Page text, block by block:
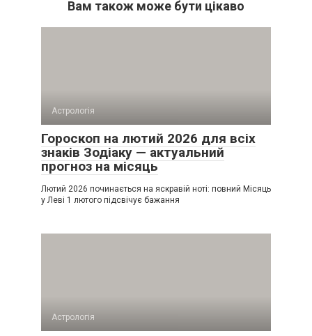
Вам також може бути цікаво
Астрологія
Гороскоп на лютий 2026 для всіх
знаків Зодіаку — актуальний
прогноз на місяць
Лютий 2026 починається на яскравій ноті: повний Місяць
у Леві 1 лютого підсвічує бажання
Астрологія